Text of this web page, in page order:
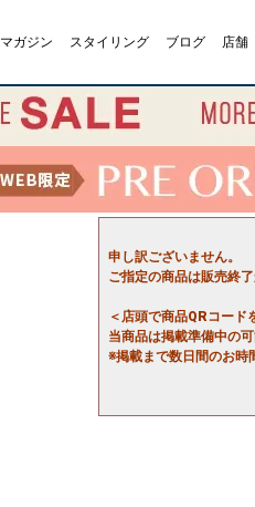
マガジン スタイリング ブログ 店舗
申し訳ございません。
ご指定の商品は販売終
＜店頭で商品QRコード
当商品は掲載準備中の
※掲載まで数日間のお時